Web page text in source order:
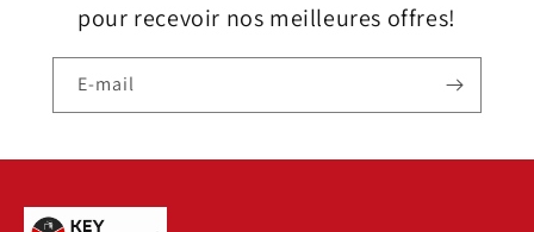
pour recevoir nos meilleures offres!
E-mail